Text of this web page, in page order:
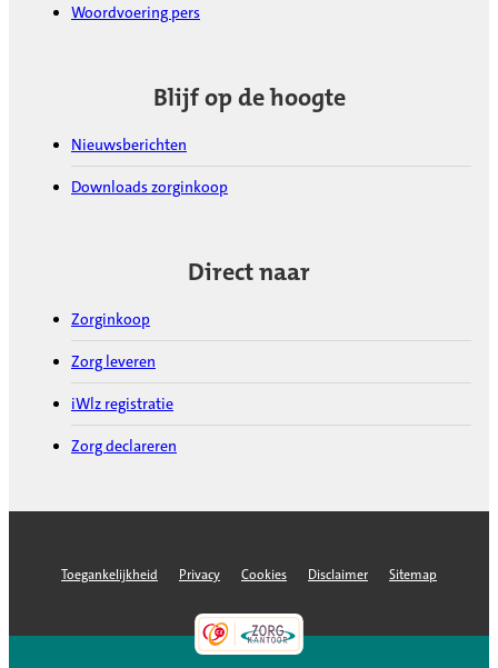
Woordvoering pers
Blijf op de hoogte
Nieuwsberichten
Downloads zorginkoop
Direct naar
Zorginkoop
Zorg leveren
iWlz registratie
Zorg declareren
Toegankelijkheid Privacy Cookies Disclaimer Sitemap